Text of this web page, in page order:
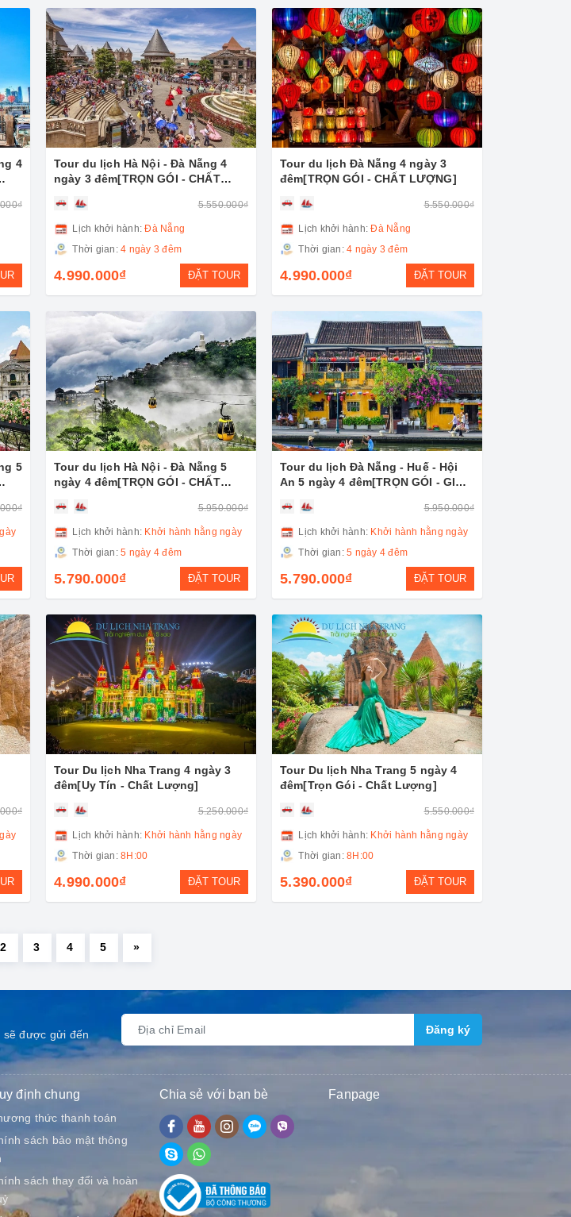
4
Tour du lịch Hà Nội - Đà Nẵng 4
ngày 3 đêm[TRỌN GÓI - CHẤT
5.550.000₫
Lịch khởi hành:Đà Nẵng
Thời gian: 4 ngày 3 đêm
4.990.000₫ ĐẶT TOUR
Tour du lịch Đà Nẵng 4 ngày 3
đêm[TRỌN GÓI - CHẤT LƯỢNG]
5.550.000₫
Lịch khởi hành:Đà Nẵng
Thời gian: 4 ngày 3 đêm
4.990.000₫ ĐẶT TOUR
5
Tour du lịch Hà Nội - Đà Nẵng 5
ngày 4 đêm[TRỌN GÓI - CHẤT
5.950.000₫
Lịch khởi hành: Khởi hành hằng ngày
Thời gian: 5 ngày 4 đêm
5.790.000₫ ĐẶT TOUR
Tour du lịch Đà Nẵng - Huế - Hội
An 5 ngày 4 đêm[TRỌN GÓI - GIÁ
5.950.000₫
Lịch khởi hành: Khởi hành hằng ngày
Thời gian: 5 ngày 4 đêm
5.790.000₫ ĐẶT TOUR
Tour Du lịch Nha Trang 4 ngày 3
đêm[Uy Tín - Chất Lượng]
5.250.000₫
Lịch khởi hành: Khởi hành hằng ngày
Thời gian: 8H:00
4.990.000₫ ĐẶT TOUR
Tour Du lịch Nha Trang 5 ngày 4
đêm[Trọn Gói - Chất Lượng]
5.550.000₫
Lịch khởi hành: Khởi hành hằng ngày
Thời gian: 8H:00
5.390.000₫ ĐẶT TOUR
2 3 4 5 »
sẽ được gửi đến
Đăng ký
định chung
thức thanh toán
sách bảo mật thông
sách thay đổi và hoàn
Chia sẻ với bạn bè Fanpage